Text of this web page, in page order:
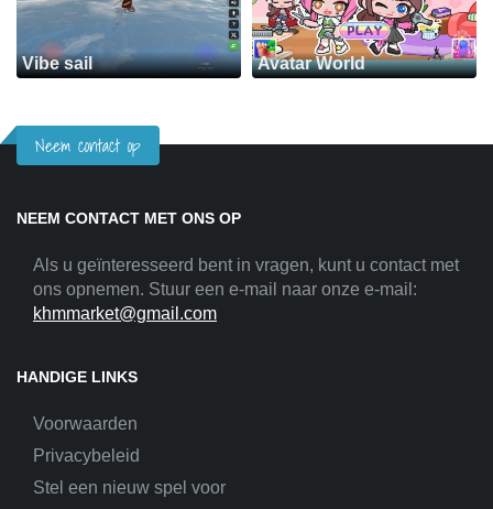
Vibe sail Avatar World
Neem contact op
NEEM CONTACT MET ONS OP
Als u geïnteresseerd bent in vragen, kunt u contact met
ons opnemen. Stuur een e-mail naar onze e-mail:
khmmarket@gmail.com
HANDIGE LINKS
Voorwaarden
Privacybeleid
Stel een nieuw spel voor